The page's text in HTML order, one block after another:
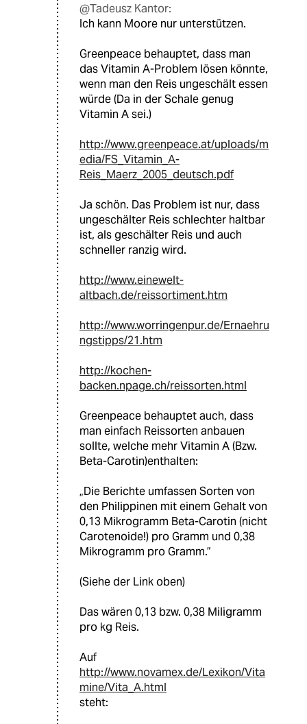
@Tadeusz Kantor:
Ich kann Moore nur unterstützen.
Greenpeace behauptet, dass man
das Vitamin A-Problem lösen könnte,
wenn man den Reis ungeschält essen
würde (Da in der Schale genug
Vitamin A sei.)
http://www.greenpeace.at/uploads/m
edia/FS_Vitamin_A-
Reis_Maerz_2005_deutsch.pdf
Ja schön. Das Problem ist nur, dass
ungeschälter Reis schlechter haltbar
ist, als geschälter Reis und auch
schneller ranzig wird.
http://www.einewelt-
altbach.de/reissortiment.htm
http://www.worringenpur.de/Ernaehru
ngstipps/21.htm
http://kochen-
backen.npage.ch/reissorten.html
Greenpeace behauptet auch, dass
man einfach Reissorten anbauen
sollte, welche mehr Vitamin A (Bzw.
Beta-Carotin)enthalten:
„Die Berichte umfassen Sorten von
den Philippinen mit einem Gehalt von
0,13 Mikrogramm Beta-Carotin (nicht
Carotenoide!) pro Gramm und 0,38
Mikrogramm pro Gramm.”
(Siehe der Link oben)
Das wären 0,13 bzw. 0,38 Miligramm
pro kg Reis.
Auf
http://www.novamex.de/Lexikon/Vita
mine/Vita_A.html
steht: